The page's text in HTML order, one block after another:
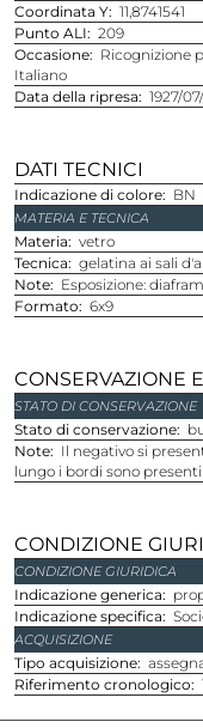
Coordinata Y 11,8741541
Punto ALI
209
Occasione
Ricognizione
Italiano
Data della ripresa
1927/
DATI TECNICI
Indicazione di colore BN
MATERIA E TECNICA
Materia
vetro
Tecnica
gelatina ai sali
Note
Esposizione:
Formato
6x9
CONSERVAZIONE
STATO DI CONSERVAZIONE
Stato di conservazione
Note
Il negativo si
lungo i bordi sono
CONDIZIONE
CONDIZIONE GIURIDICA
Indicazione generica
Indicazione specifica
ACQUISIZIONE
Tipo acquisizione
Riferimento cronologico